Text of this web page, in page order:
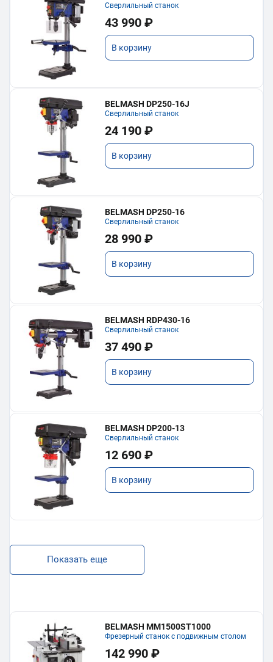
Сверлильный станок
43 990 ₽
В корзину
BELMASH DP250-16J
Сверлильный станок
24 190 ₽
В корзину
BELMASH DP250-16
Сверлильный станок
28 990 ₽
В корзину
BELMASH RDP430-16
Сверлильный станок
37 490 ₽
В корзину
BELMASH DP200-13
Сверлильный станок
12 690 ₽
В корзину
Показать еще
BELMASH MM1500ST1000
Фрезерный станок с подвижным столом
142 990 ₽